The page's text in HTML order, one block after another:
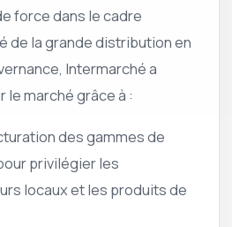
force dans le cadre
de la grande distribution en
Intermarché a
le marché grâce à :
des gammes de
privilégier les
locaux et les produits de